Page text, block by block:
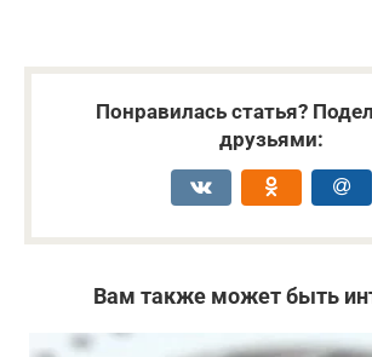
Понравилась статья?
друзьями:
Вам также может быть